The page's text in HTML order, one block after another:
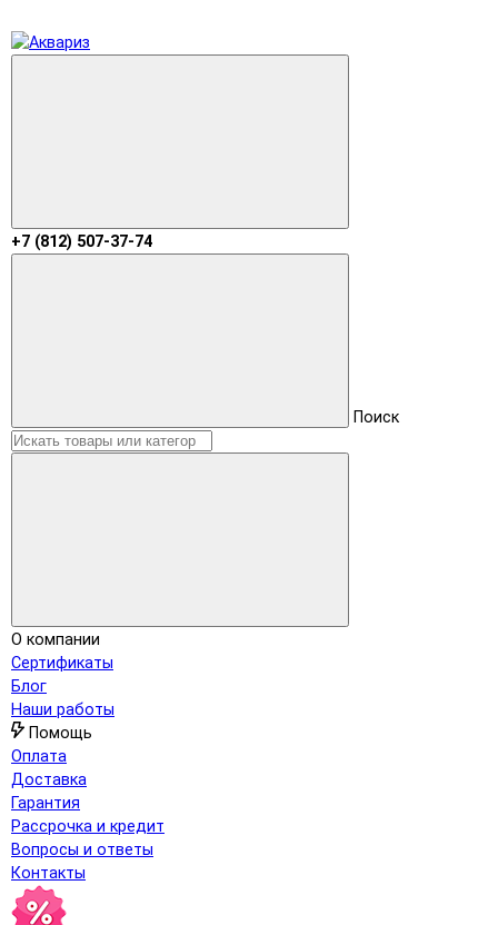
+7 (812) 507-37-74
Поиск
О компании
Сертификаты
Блог
Наши работы
Помощь
Оплата
Доставка
Гарантия
Рассрочка и кредит
Вопросы и ответы
Контакты